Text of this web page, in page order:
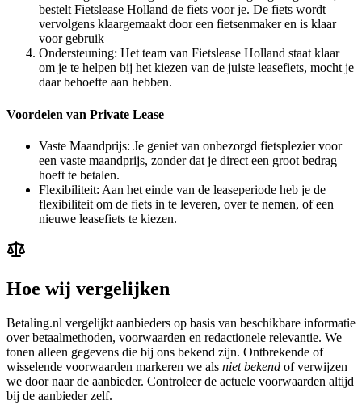
bestelt Fietslease Holland de fiets voor je. De fiets wordt
vervolgens klaargemaakt door een fietsenmaker en is klaar
voor gebruik
Ondersteuning: Het team van Fietslease Holland staat klaar
om je te helpen bij het kiezen van de juiste leasefiets, mocht je
daar behoefte aan hebben.
Voordelen van Private Lease
Vaste Maandprijs: Je geniet van onbezorgd fietsplezier voor
een vaste maandprijs, zonder dat je direct een groot bedrag
hoeft te betalen.
Flexibiliteit: Aan het einde van de leaseperiode heb je de
flexibiliteit om de fiets in te leveren, over te nemen, of een
nieuwe leasefiets te kiezen.
Hoe wij vergelijken
Betaling.nl vergelijkt aanbieders op basis van beschikbare informatie
over betaalmethoden, voorwaarden en redactionele relevantie. We
tonen alleen gegevens die bij ons bekend zijn. Ontbrekende of
wisselende voorwaarden markeren we als niet bekend of verwijzen
we door naar de aanbieder. Controleer de actuele voorwaarden altijd
bij de aanbieder zelf.